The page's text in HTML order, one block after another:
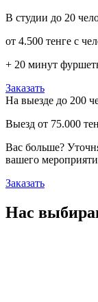
В студии до 20
от 4.500 тенге с
+ 20 минут
Заказать
На выезде до 200
Выезд от 75.000
Вас больше?
вашего
Заказать
Нас